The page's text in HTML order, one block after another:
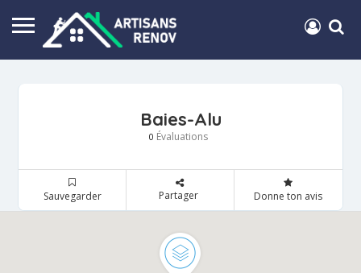
Baies-Alu
0 Évaluations
Sauvegarder Partager Donne ton avis